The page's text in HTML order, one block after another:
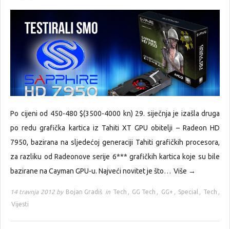
Po cijeni od 450-480 $(3500-4000 kn) 29. siječnja je izašla druga
po redu grafička kartica iz Tahiti XT GPU obitelji – Radeon HD
7950, bazirana na sljedećoj generaciji Tahiti grafičkih procesora,
za razliku od Radeonove serije 6*** grafičkih kartica koje su bile
bazirane na Cayman GPU-u. Najveći novitet je što… Više →
14 travnja 2012 by Bojan Gradiš in Tech , GG Tech , GG+ , Special , Tech ,
Vijesti